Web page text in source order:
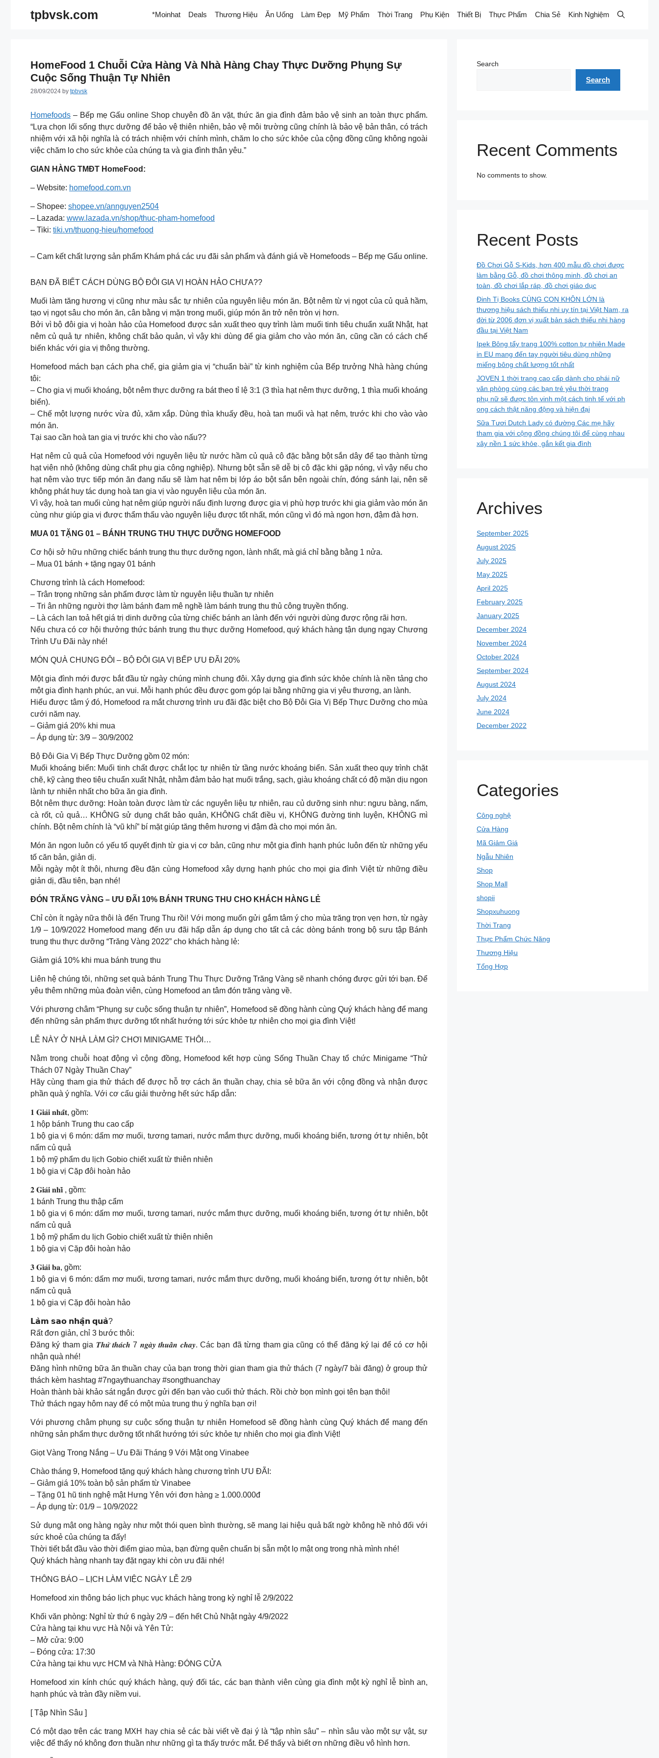
tpbvsk.com *Moinhat Deals Thương Hiệu Ăn Uống Làm Đẹp Mỹ Phẩm Thời Trang Phụ Kiện Thiết Bị Thực Phẩm Chia Sẻ Kinh Nghiệm
HomeFood 1 Chuỗi Cửa Hàng Và Nhà Hàng Chay Thực Dưỡng Phụng Sự
Cuộc Sống Thuận Tự Nhiên
28/09/2024 by tpbvsk
Homefoods – Bếp mẹ Gấu online Shop chuyên đồ ăn vặt, thức ăn gia đình đảm bảo vệ sinh an toàn thực phẩm.
“Lựa chọn lối sống thực dưỡng để bảo vệ thiên nhiên, bảo vệ môi trường cũng chính là bảo vệ bản thân, có trách
nhiệm với xã hội nghĩa là có trách nhiệm với chính mình, chăm lo cho sức khỏe của cộng đồng cũng không ngoài
việc chăm lo cho sức khỏe của chúng ta và gia đình thân yêu.”
GIAN HÀNG TMĐT HomeFood:
– Website: homefood.com.vn
– Shopee: shopee.vn/annguyen2504
– Lazada: www.lazada.vn/shop/thuc-pham-homefood
– Tiki: tiki.vn/thuong-hieu/homefood
– Cam kết chất lượng sản phẩm Khám phá các ưu đãi sản phẩm và đánh giá về Homefoods – Bếp mẹ Gấu online.
BẠN ĐÃ BIẾT CÁCH DÙNG BỘ ĐÔI GIA VỊ HOÀN HẢO CHƯA??
Muối làm tăng hương vị cũng như màu sắc tự nhiên của nguyên liệu món ăn. Bột nêm từ vị ngọt của củ quả hầm,
tạo vị ngọt sâu cho món ăn, cân bằng vị mặn trong muối, giúp món ăn trở nên tròn vị hơn.
Bởi vì bộ đôi gia vị hoàn hảo của Homefood được sản xuất theo quy trình làm muối tinh tiêu chuẩn xuất Nhật, hạt
nêm củ quả tự nhiên, không chất bảo quản, vì vậy khi dùng để gia giảm cho vào món ăn, cũng cần có cách chế
biến khác với gia vị thông thường.
Homefood mách bạn cách pha chế, gia giảm gia vị “chuẩn bài” từ kinh nghiệm của Bếp trưởng Nhà hàng chúng
tôi:
– Cho gia vị muối khoáng, bột nêm thực dưỡng ra bát theo tỉ lệ 3:1 (3 thìa hạt nêm thực dưỡng, 1 thìa muối khoáng
biển).
– Chế một lượng nước vừa đủ, xăm xắp. Dùng thìa khuấy đều, hoà tan muối và hạt nêm, trước khi cho vào vào
món ăn.
Tại sao cần hoà tan gia vị trước khi cho vào nấu??
Hạt nêm củ quả của Homefood với nguyên liệu từ nước hầm củ quả cô đặc bằng bột sắn dây để tạo thành từng
hạt viên nhỏ (không dùng chất phụ gia công nghiệp). Nhưng bột sẵn sẽ dễ bị cô đặc khi gặp nóng, vì vậy nếu cho
hạt nêm vào trực tiếp món ăn đang nấu sẽ làm hạt nêm bị lớp áo bột sắn bên ngoài chín, đóng sánh lại, nên sẽ
không phát huy tác dụng hoà tan gia vị vào nguyên liệu của món ăn.
Vì vậy, hoà tan muối cùng hạt nêm giúp người nấu định lượng được gia vị phù hợp trước khi gia giảm vào món ăn
cùng như giúp gia vị được thẩm thấu vào nguyên liệu được tốt nhất, món cũng vì đó mà ngon hơn, đậm đà hơn.
MUA 01 TẶNG 01 – BÁNH TRUNG THU THỰC DƯỠNG HOMEFOOD
Cơ hội sở hữu những chiếc bánh trung thu thực dưỡng ngon, lành nhất, mà giá chỉ bằng bằng 1 nửa.
– Mua 01 bánh + tặng ngay 01 bánh
Chương trình là cách Homefood:
– Trân trọng những sản phẩm được làm từ nguyên liệu thuần tự nhiên
– Tri ân những người thợ làm bánh đam mê nghề làm bánh trung thu thủ công truyền thống.
– Là cách lan toả hết giá trị dinh dưỡng của từng chiếc bánh an lành đến với người dùng được rộng rãi hơn.
Nếu chưa có cơ hội thưởng thức bánh trung thu thực dưỡng Homefood, quý khách hàng tận dụng ngay Chương
Trình Ưu Đãi này nhé!
MÓN QUÀ CHUNG ĐÔI – BỘ ĐÔI GIA VỊ BẾP ƯU ĐÃI 20%
Một gia đình mới được bắt đầu từ ngày chúng mình chung đôi. Xây dựng gia đình sức khỏe chính là nền tảng cho
một gia đình hạnh phúc, an vui. Mỗi hạnh phúc đều được gom góp lại bằng những gia vị yêu thương, an lành.
Hiểu được tâm ý đó, Homefood ra mắt chương trình ưu đãi đặc biệt cho Bộ Đôi Gia Vị Bếp Thực Dưỡng cho mùa
cưới năm nay.
– Giảm giá 20% khi mua
– Áp dụng từ: 3/9 – 30/9/2002
Bộ Đôi Gia Vị Bếp Thực Dưỡng gồm 02 món:
Muối khoáng biển: Muối tinh chất được chắt lọc tự nhiên từ tầng nước khoáng biển. Sản xuất theo quy trình chặt
chẽ, kỹ càng theo tiêu chuẩn xuất Nhật, nhằm đảm bảo hạt muối trắng, sạch, giàu khoáng chất có độ mặn dịu ngon
lành tự nhiên nhất cho bữa ăn gia đình.
Bột nêm thực dưỡng: Hoàn toàn được làm từ các nguyên liệu tự nhiên, rau củ dưỡng sinh như: ngưu bàng, nấm,
cà rốt, củ quả… KHÔNG sử dụng chất bảo quản, KHÔNG chất điều vị, KHÔNG đường tinh luyện, KHÔNG mì
chính. Bột nêm chính là “vũ khí” bí mặt ​​giúp tăng thêm hương vị đậm đà cho mọi món ăn.
Món ăn ngon luôn có yếu tố quyết định từ gia vị cơ bản, cũng như một gia đình hạnh phúc luôn đến từ những yếu
tố căn bản, giản dị.
Mỗi ngày một ít thôi, nhưng đều đặn cùng Homefood xây dựng hạnh phúc cho mọi gia đình Việt từ những điều
giản dị, đầu tiên, bạn nhé!
ĐÓN TRĂNG VÀNG – ƯU ĐÃI 10% BÁNH TRUNG THU CHO KHÁCH HÀNG LẺ
Chỉ còn ít ngày nữa thôi là đến Trung Thu rồi! Với mong muốn gửi gắm tâm ý cho mùa trăng trọn vẹn hơn, từ ngày
1/9 – 10/9/2022 Homefood mang đến ưu đãi hấp dẫn áp dụng cho tất cả các dòng bánh trong bộ sưu tập Bánh
trung thu thực dưỡng “Trăng Vàng 2022” cho khách hàng lẻ:
Giảm giá 10% khi mua bánh trung thu
Liên hệ chúng tôi, những set quà bánh Trung Thu Thực Dưỡng Trăng Vàng sẽ nhanh chóng được gửi tới bạn. Để
yêu thêm những mùa đoàn viên, cùng Homefood an tâm đón trăng vàng về.
Với phương châm “Phụng sự cuộc sống thuận tự nhiên”, Homefood sẽ đồng hành cùng Quý khách hàng để mang
đến những sản phẩm thực dưỡng tốt nhất hướng tới sức khỏe tự nhiên cho mọi gia đình Việt!
LỄ NÀY Ở NHÀ LÀM GÌ? CHƠI MINIGAME THÔI…
Nằm trong chuỗi hoạt động vì cộng đồng, Homefood kết hợp cùng Sống Thuần Chay tổ chức Minigame “Thử
Thách 07 Ngày Thuần Chay”
Hãy cùng tham gia thử thách để được hỗ trợ cách ăn thuần chay, chia sẻ bữa ăn với cộng đồng và nhận được
phần quà ý nghĩa. Với cơ cấu giải thưởng hết sức hấp dẫn:
​​𝟏 𝐆𝐢𝐚̉𝐢 𝐧𝐡𝐚̂́𝐭, gồm:
1 hộp bánh Trung thu cao cấp
1 bộ gia vị 6 món: dấm mơ muối, tương tamari, nước mắm thực dưỡng, muối khoáng biển, tương ớt tự nhiên, bột
nấm củ quả
1 bộ mỹ phẩm du lịch Gobio chiết xuất từ thiên nhiên
1 bộ gia vị Cặp đôi hoàn hảo
️𝟐 𝐆𝐢𝐚̉𝐢 𝐧𝐡𝐢̀ , gồm:
1 bánh Trung thu thập cẩm
1 bộ gia vị 6 món: dấm mơ muối, tương tamari, nước mắm thực dưỡng, muối khoáng biển, tương ớt tự nhiên, bột
nấm củ quả
1 bộ mỹ phẩm du lịch Gobio chiết xuất từ thiên nhiên
1 bộ gia vị Cặp đôi hoàn hảo
️𝟑 𝐆𝐢𝐚̉𝐢 𝐛𝐚, gồm:
1 bộ gia vị 6 món: dấm mơ muối, tương tamari, nước mắm thực dưỡng, muối khoáng biển, tương ớt tự nhiên, bột
nấm củ quả
1 bộ gia vị Cặp đôi hoàn hảo
𝗟𝗮̀𝗺 𝘀𝗮𝗼 𝗻𝗵𝗮̣̂𝗻 𝗾𝘂𝗮̀?
Rất đơn giản, chỉ 3 bước thôi:
Đăng ký tham gia 𝑻𝒉𝒖̛̉ 𝒕𝒉𝒂́𝒄𝒉 7 𝒏𝒈𝒂̀𝒚 𝒕𝒉𝒖𝒂̂̀𝒏 𝒄𝒉𝒂𝒚. Các bạn đã từng tham gia cũng có thể đăng ký lại để có cơ hội
nhận quà nhé!
Đăng hình những bữa ăn thuần chay của bạn trong thời gian tham gia thử thách (7 ngày/7 bài đăng) ở group thử
thách kèm hashtag #7ngaythuanchay #songthuanchay
Hoàn thành bài khảo sát ngắn được gửi đến bạn vào cuối thử thách. Rồi chờ bọn mình gọi tên bạn thôi!
Thử thách ngay hôm nay để có một mùa trung thu ý nghĩa bạn ơi!
Với phương châm phụng sự cuộc sống thuận tự nhiên Homefood sẽ đồng hành cùng Quý khách để mang đến
những sản phẩm thực dưỡng tốt nhất hướng tới sức khỏe tự nhiên cho mọi gia đình Việt!
Giọt Vàng Trong Nắng – Ưu Đãi Tháng 9 Với Mật ong Vinabee
Chào tháng 9, Homefood tặng quý khách hàng chương trình ƯU ĐÃI:
– Giảm giá 10% toàn bộ sản phẩm từ Vinabee
– Tặng 01 hũ tinh nghệ mật Hưng Yên với đơn hàng ≥ 1.000.000đ
– Áp dụng từ: 01/9 – 10/9/2022
Sử dụng mật ong hàng ngày như một thói quen bình thường, sẽ mang lại hiệu quả bất ngờ không hề nhỏ đối với
sức khoẻ của chúng ta đấy!
Thời tiết bắt đầu vào thời điểm giao mùa, bạn đừng quên chuẩn bị sẵn một lọ mật ong trong nhà mình nhé!
Quý khách hàng nhanh tay đặt ngay khi còn ưu đãi nhé!
THÔNG BÁO – LỊCH LÀM VIỆC NGÀY LỄ 2/9
Homefood xin thông báo lịch phục vục khách hàng trong kỳ nghỉ lễ 2/9/2022
Khối văn phòng: Nghỉ từ thứ 6 ngày 2/9 – đến hết Chủ Nhật ngày 4/9/2022
Cửa hàng tại khu vực Hà Nội và Yên Tử:
– Mở cửa: 9:00
– Đóng cửa: 17:30
Cửa hàng tại khu vực HCM và Nhà Hàng: ĐÓNG CỬA
Homefood xin kính chúc quý khách hàng, quý đối tác, các bạn thành viên cùng gia đình một kỳ nghỉ lễ bình an,
hạnh phúc và tràn đầy niềm vui.
[ Tập Nhìn Sâu ]
Có một dạo trên các trang MXH hay chia sẻ các bài viết về đại ý là “tập nhìn sâu” – nhìn sâu vào một sự vật, sự
việc để thấy nó không đơn thuần như những gì ta thấy trước mắt. Để thấy và biết ơn những điều vô hình hơn.
Search
Search
Recent Comments
No comments to show.
Recent Posts
Đồ Chơi Gỗ S-Kids, hơn 400 mẫu đồ chơi được
làm bằng Gỗ, đồ chơi thông minh, đồ chơi an
toàn, đồ chơi lắp ráp, đồ chơi giáo dục
Đinh Tị Books CÙNG CON KHÔN LỚN là
thương hiệu sách thiếu nhi uy tín tại Việt Nam, ra
đời từ 2006 đơn vị xuất bản sách thiếu nhi hàng
đầu tại Việt Nam
Ipek Bông tẩy trang 100% cotton tự nhiên Made
in EU mang đến tay người tiêu dùng những
miếng bông chất lượng tốt nhất
JOVEN 1 thời trang cao cấp dành cho phái nữ
văn phòng cùng các bạn trẻ yêu thời trang
phụ nữ sẽ được tôn vinh một cách tinh tế với ph
ong cách thật năng động và hiện đại
Sữa Tươi Dutch Lady có đường Các mẹ hãy
tham gia với cộng đồng chúng tôi để cùng nhau
xây nền 1 sức khỏe, gắn kết gia đình
Archives
September 2025
August 2025
July 2025
May 2025
April 2025
February 2025
January 2025
December 2024
November 2024
October 2024
September 2024
August 2024
July 2024
June 2024
December 2022
Categories
Công nghệ
Cửa Hàng
Mã Giảm Giá
Ngẫu Nhiên
Shop
Shop Mall
shopii
Shopxuhuong
Thời Trang
Thực Phẩm Chức Năng
Thương Hiệu
Tổng Hợp